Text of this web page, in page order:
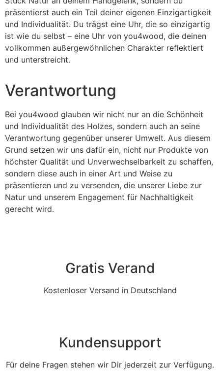
präsentierst auch ein Teil deiner eigenen Einzigartigkeit
und Individualität. Du trägst eine Uhr, die so einzigartig
ist wie du selbst – eine Uhr von you4wood, die deinen
vollkommen außergewöhnlichen Charakter reflektiert
und unterstreicht.
Verantwortung
Bei you4wood glauben wir nicht nur an die Schönheit
und Individualität des Holzes, sondern auch an seine
Verantwortung gegenüber unserer Umwelt. Aus diesem
Grund setzen wir uns dafür ein, nicht nur Produkte von
höchster Qualität und Unverwechselbarkeit zu schaffen,
sondern diese auch in einer Art und Weise zu
präsentieren und zu versenden, die unserer Liebe zur
Natur und unserem Engagement für Nachhaltigkeit
gerecht wird.
Gratis Verand
Kostenloser Versand in Deutschland
Kundensupport
Für deine Fragen stehen wir Dir jederzeit zur Verfügung.